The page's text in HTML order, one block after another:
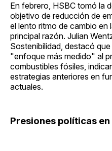
En febrero, HSBC tomó la
objetivo de reducción de
el lento ritmo de cambio
principal razón. Julian
Sostenibilidad, destacó
"enfoque más medido" al
combustibles fósiles,
estrategias anteriores en
actuales.
Presiones políticas